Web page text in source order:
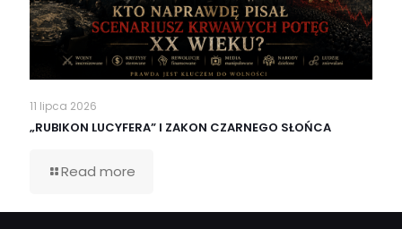
11 lipca 2026
„RUBIKON LUCYFERA” I ZAKON CZARNEGO SŁOŃCA
Read more